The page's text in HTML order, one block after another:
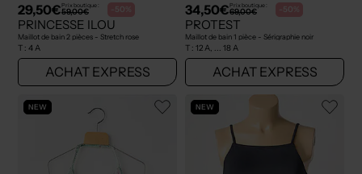
29,50€Prix boutique :
59,00€ -50%
PRINCESSE ILOU
Maillot de bain 2 pièces - Stretch rose
T : 4 A
ACHAT EXPRESS
34,50€Prix boutique :
69,00€ -50%
PROTEST
Maillot de bain 1 pièce - Sérigraphie noir
T : 12 A, ... 18 A
ACHAT EXPRESS
NEW NEW